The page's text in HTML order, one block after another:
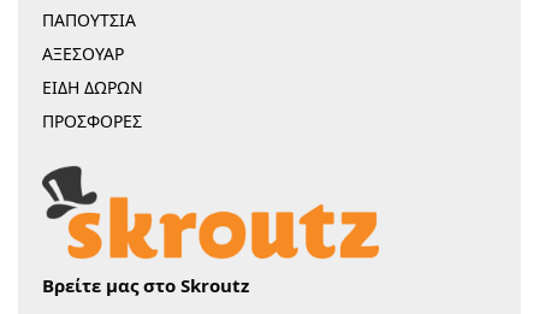
ΠΑΠΟΥΤΣΙΑ
ΑΞΕΣΟΥΑΡ
ΕΙΔΗ ΔΩΡΩΝ
ΠΡΟΣΦΟΡΕΣ
Βρείτε μας στο Skroutz